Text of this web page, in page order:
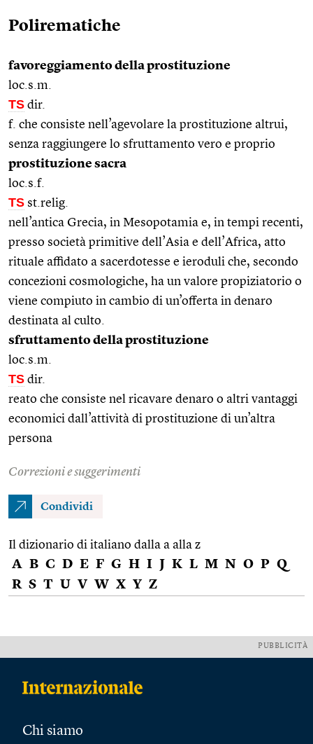
Polirematiche
favoreggiamento della prostituzione
loc.s.m.
TS dir.
f. che consiste nell’agevolare la prostituzione altrui,
senza raggiungere lo sfruttamento vero e proprio
prostituzione sacra
loc.s.f.
TS st.relig.
nell’antica Grecia, in Mesopotamia e, in tempi recenti,
presso società primitive dell’Asia e dell’Africa, atto
rituale affidato a sacerdotesse e ieroduli che, secondo
concezioni cosmologiche, ha un valore propiziatorio o
viene compiuto in cambio di un’offerta in denaro
destinata al culto.
sfruttamento della prostituzione
loc.s.m.
TS dir.
reato che consiste nel ricavare denaro o altri vantaggi
economici dall’attività di prostituzione di un’altra
persona
Correzioni e suggerimenti
Condividi
Il dizionario di italiano dalla a alla z
A B C D E F G H I J K L M N O P Q
R S T U V W X Y Z
PUBBLICITÀ
Chi siamo